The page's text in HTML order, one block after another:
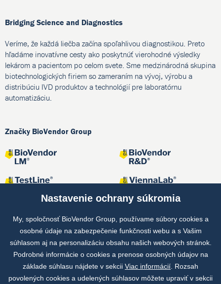
Bridging Science and Diagnostics
Veríme, že každá liečba začína spoľahlivou diagnostikou. Preto
hľadáme inovatívne cesty ako poskytnúť vierohodné výsledky
lekárom a pacientom po celom svete. Sme medzinárodná skupina
biotechnologických firiem so zameraním na vývoj, výrobu a
distribúciu IVD produktov a technológií pre laboratórnu
automatizáciu.
Značky BioVendor Group
Spoločné projekty
Nastavenie ochrany súkromia
My, spoločnosť BioVendor Group, používame súbory cookies a
osobné údaje na zabezpečenie funkčnosti webu a s Vašim
súhlasom aj na personalizáciu obsahu našich webových stránok.
Podrobné informácie o cookies a prenose osobných údajov na
základe súhlasu nájdete v sekcii Viac informácií . Rozsah
povolených cookies a udelených súhlasov môžete upraviť v sekcii